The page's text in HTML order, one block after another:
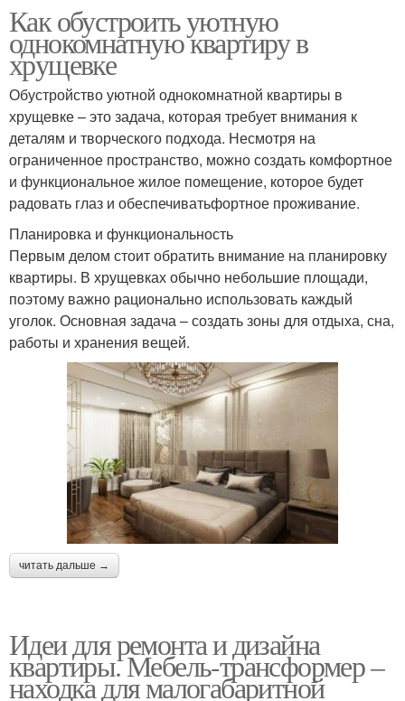
Как обустроить уютную
однокомнатную квартиру в
хрущевке
Обустройство уютной однокомнатной квартиры в
хрущевке – это задача, которая требует внимания к
деталям и творческого подхода. Несмотря на
ограниченное пространство, можно создать комфортное
и функциональное жилое помещение, которое будет
радовать глаз и обеспечиватьфортное проживание.
Планировка и функциональность
Первым делом стоит обратить внимание на планировку
квартиры. В хрущевках обычно небольшие площади,
поэтому важно рационально использовать каждый
уголок. Основная задача – создать зоны для отдыха, сна,
работы и хранения вещей.
читать дальше →
Идеи для ремонта и дизайна
квартиры. Мебель-трансформер –
находка для малогабаритной